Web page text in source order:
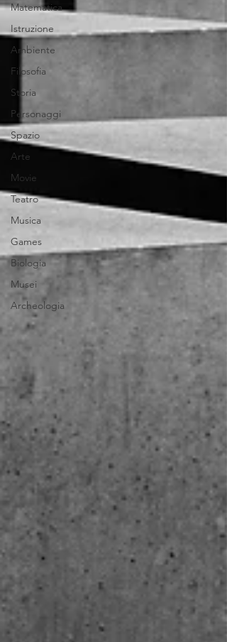
Matematica
Istruzione
Ambiente
Filosofia
Storia
Personaggi
Spazio
Arte
Movie
Teatro
Musica
Games
Biologia
Musei
Archeologia